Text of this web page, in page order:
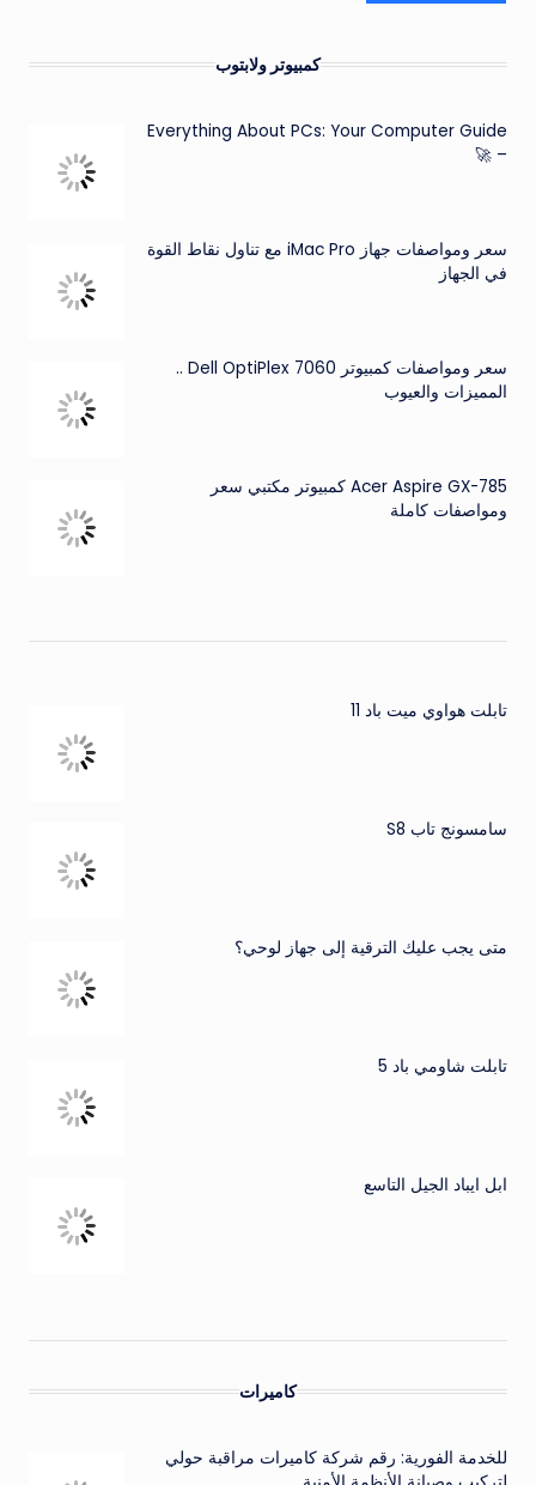
كمبيوتر ولابتوب
Everything About PCs: Your Computer Guide
– 🚀
سعر ومواصفات جهاز iMac Pro مع تناول نقاط القوة
في الجهاز
سعر ومواصفات كمبيوتر Dell OptiPlex 7060 ..
المميزات والعيوب
Acer Aspire GX-785 كمبيوتر مكتبي سعر
ومواصفات كاملة
تابلت هواوي ميت باد 11
سامسونج تاب S8
متى يجب عليك الترقية إلى جهاز لوحي؟
تابلت شاومي باد 5
ابل ايباد الجيل التاسع
كاميرات
للخدمة الفورية: رقم شركة كاميرات مراقبة حولي